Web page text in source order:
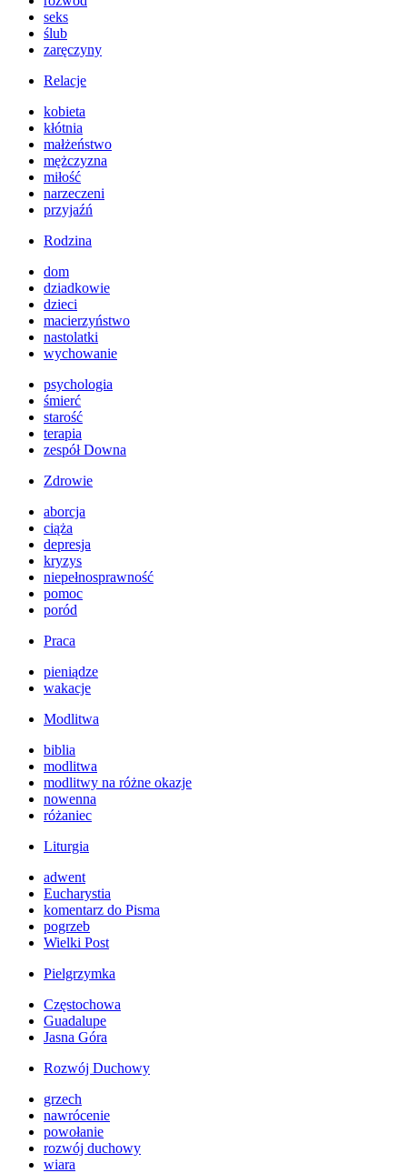
seks
ślub
zaręczyny
Relacje
kobieta
kłótnia
małżeństwo
mężczyzna
miłość
narzeczeni
przyjaźń
Rodzina
dom
dziadkowie
dzieci
macierzyństwo
nastolatki
wychowanie
psychologia
śmierć
starość
terapia
zespół Downa
Zdrowie
aborcja
ciąża
depresja
kryzys
niepełnosprawność
pomoc
poród
Praca
pieniądze
wakacje
Modlitwa
biblia
modlitwa
modlitwy na różne okazje
nowenna
różaniec
Liturgia
adwent
Eucharystia
komentarz do Pisma
pogrzeb
Wielki Post
Pielgrzymka
Częstochowa
Guadalupe
Jasna Góra
Rozwój Duchowy
grzech
nawrócenie
powołanie
rozwój duchowy
wiara